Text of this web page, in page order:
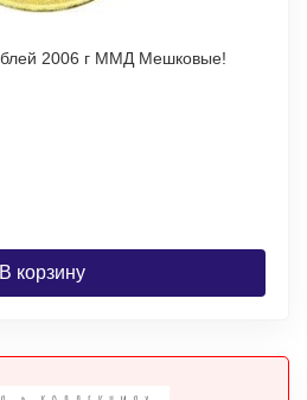
Приморский край 10 рублей 2006 г ММД Мешковые!
В корзину